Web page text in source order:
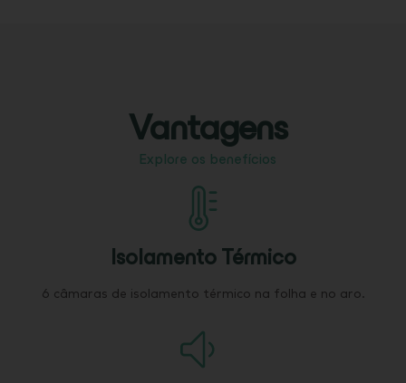
Vantagens
Explore os benefícios
Isolamento Térmico
6 câmaras de isolamento térmico na folha e no aro.